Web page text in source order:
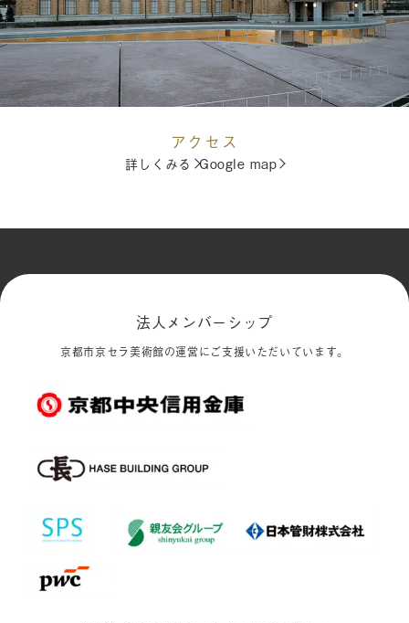
アクセス
詳しくみる Google map
法人メンバーシップ
京都市京セラ美術館の運営にご支援いただいています。